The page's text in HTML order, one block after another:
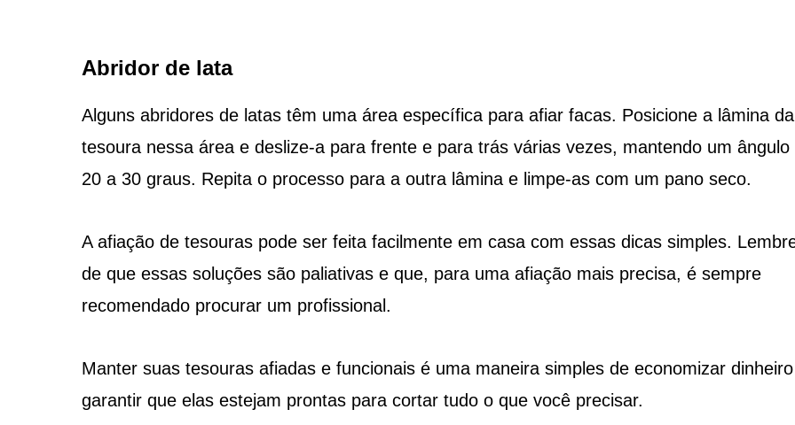
Abridor de lata
Alguns abridores de latas têm uma área específica para afiar facas. Posicione a lâmina da
tesoura nessa área e deslize-a para frente e para trás várias vezes, mantendo um ângulo
20 a 30 graus. Repita o processo para a outra lâmina e limpe-as com um pano seco.
A afiação de tesouras pode ser feita facilmente em casa com essas dicas simples.
de que essas soluções são paliativas e que, para uma afiação mais precisa, é sempre
recomendado procurar um profissional.
Manter suas tesouras afiadas e funcionais é uma maneira simples de economizar
garantir que elas estejam prontas para cortar tudo o que você precisar.